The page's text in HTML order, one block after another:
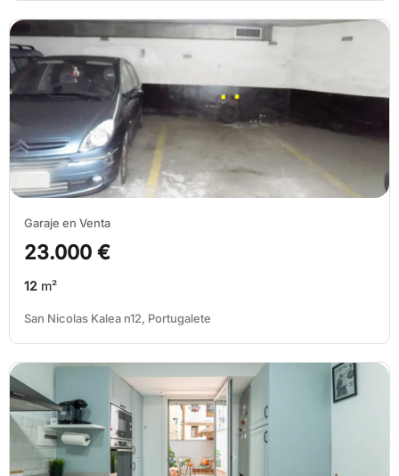
Garaje en Venta
23.000 €
12 m²
San Nicolas Kalea n12, Portugalete